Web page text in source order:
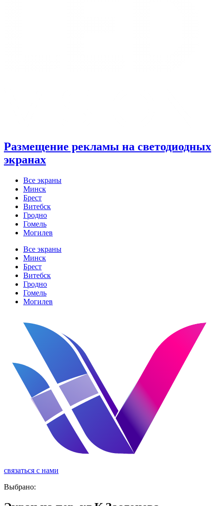
Размещение рекламы на светодиодных
экранах
Все экраны
Минск
Брест
Витебск
Гродно
Гомель
Могилев
Все экраны
Минск
Брест
Витебск
Гродно
Гомель
Могилев
связаться с нами
Выбрано: